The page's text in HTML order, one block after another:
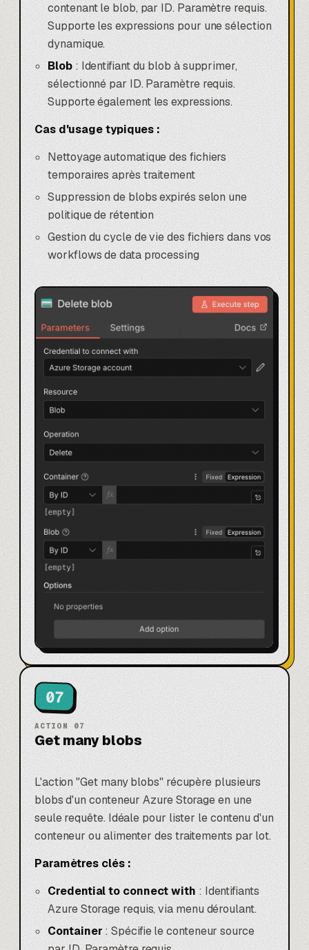
contenant le blob, par ID. Paramètre requis.
Supporte les expressions pour une sélection
dynamique.
Blob: Identifiant du blob à supprimer,
sélectionné par ID. Paramètre requis.
Supporte également les expressions.
Cas d'usage typiques :
Nettoyage automatique des fichiers
temporaires après traitement
Suppression de blobs expirés selon une
politique de rétention
Gestion du cycle de vie des fichiers dans vos
workflows de data processing
07
ACTION 07
Get many blobs
L'action "Get many blobs" récupère plusieurs
blobs d'un conteneur Azure Storage en une
seule requête. Idéale pour lister le contenu d'un
conteneur ou alimenter des traitements par lot.
Paramètres clés :
Credential to connect with: Identifiants
Azure Storage requis, via menu déroulant.
Container: Spécifie le conteneur source